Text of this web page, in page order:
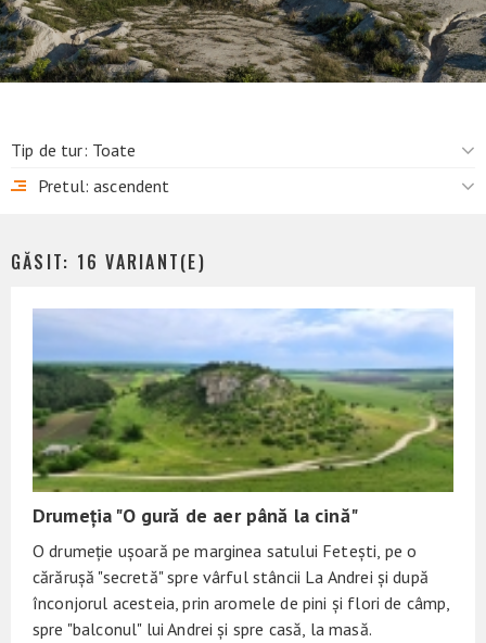
Tip de tur: Toate
Pretul: ascendent
GĂSIT: 16 VARIANT(E)
Drumeția "O gură de aer până la cină"
O drumeție ușoară pe marginea satului Fetești, pe o
cărărușă "secretă" spre vârful stâncii La Andrei și după
înconjorul acesteia, prin aromele de pini și flori de câmp,
spre "balconul" lui Andrei și spre casă, la masă.